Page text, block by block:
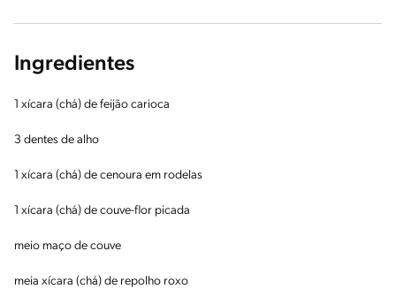
Ingredientes
1 xícara (chá) de feijão carioca
3 dentes de alho
1 xícara (chá) de cenoura em rodelas
1 xícara (chá) de couve-flor picada
meio maço de couve
meia xícara (chá) de repolho roxo